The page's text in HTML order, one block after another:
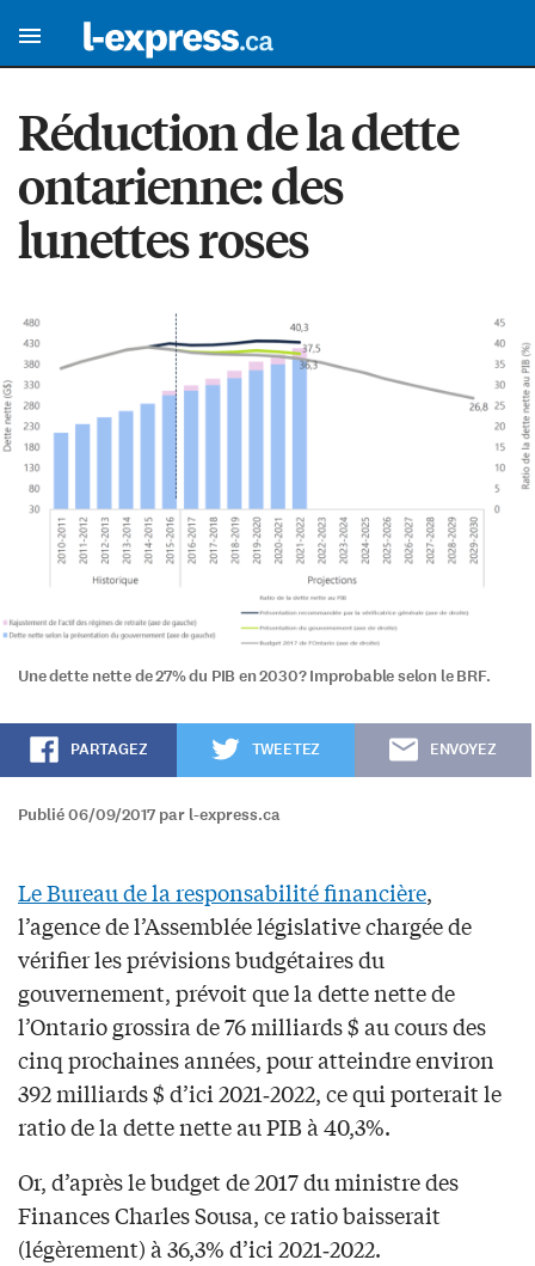
Réduction de la dette
ontarienne: des
lunettes roses
Une dette nette de 27% du PIB en 2030? Improbable selon le BRF.
PARTAGEZ TWEETEZ ENVOYEZ
Publié 06/09/2017 par l-express.ca
Le Bureau de la responsabilité financière,
l’agence de l’Assemblée législative chargée de
vérifier les prévisions budgétaires du
gouvernement, prévoit que la dette nette de
l’Ontario grossira de 76 milliards $ au cours des
cinq prochaines années, pour atteindre environ
392 milliards $ d’ici 2021‑2022, ce qui porterait le
ratio de la dette nette au PIB à 40,3%.
Or, d’après le budget de 2017 du ministre des
Finances Charles Sousa, ce ratio baisserait
(légèrement) à 36,3% d’ici 2021‑2022.